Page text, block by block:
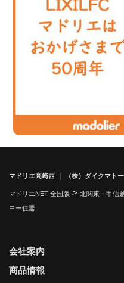
マドリエ高崎西 ｜ （株）ダイクマト
マドリエNET 全国版 > 北関東・甲信
ヨー住器
会社案内
商品情報